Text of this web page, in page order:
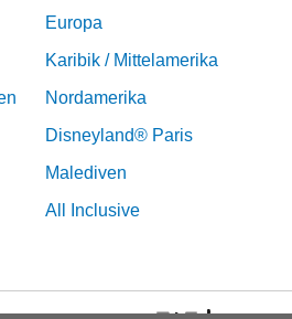
Europa
Karibik / Mittelamerika
Nordamerika
Disneyland® Paris
Malediven
All Inclusive